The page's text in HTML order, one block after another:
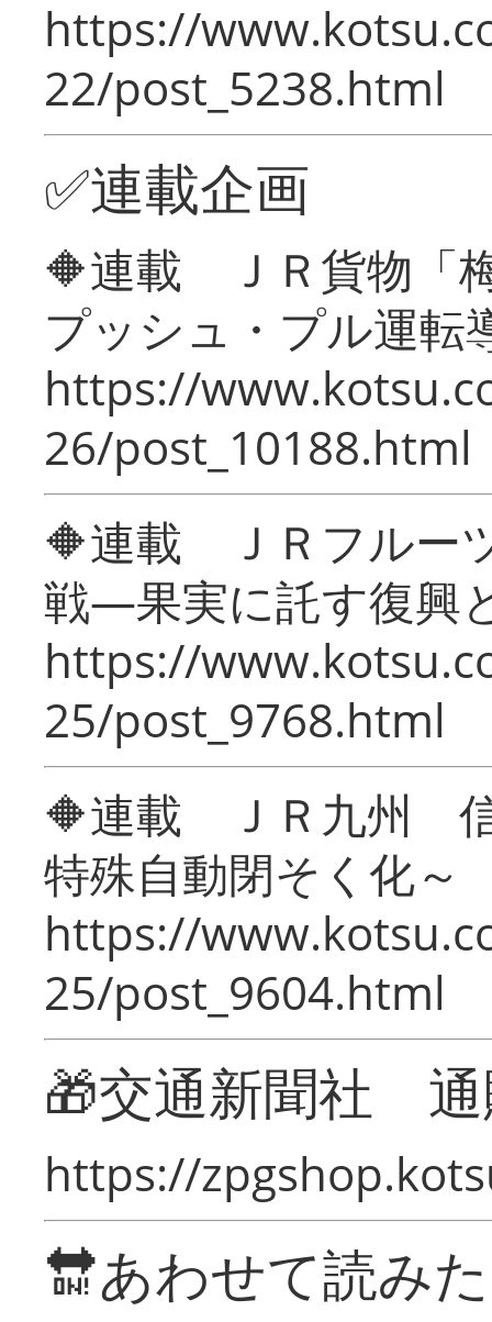
https://
22/post_5238.html
✅連載企画
🔶連載 ＪＲ貨物「
プッシュ・プル運転
https://
26/post_10188.html
🔶連載 ＪＲフルー
戦―果実に託す復興
https://
25/post_9768.html
🔶連載 ＪＲ九州 信
特殊自動閉そく化～
https://
25/post_9604.html
🎁交通新聞社
https://
🔛あわせて読み